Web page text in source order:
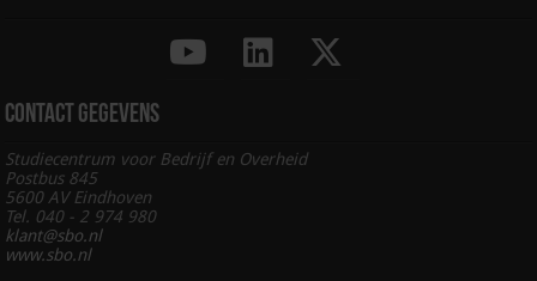
Contact gegevens
Studiecentrum voor Bedrijf en Overheid
Postbus 845
5600 AV Eindhoven
Tel. 040 - 2 974 980
klant@sbo.nl
www.sbo.nl